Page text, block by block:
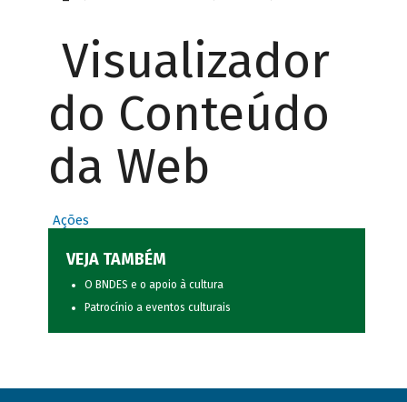
Visualizador
do Conteúdo
da Web
Ações
VEJA TAMBÉM
O BNDES e o apoio à cultura
Patrocínio a eventos culturais